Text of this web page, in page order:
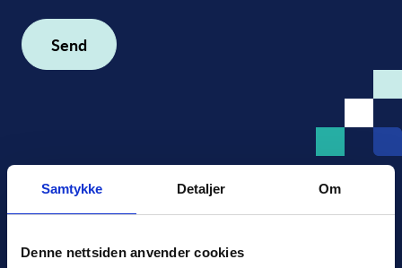
Samtykke Detaljer Om
Denne nettsiden anvender cookies